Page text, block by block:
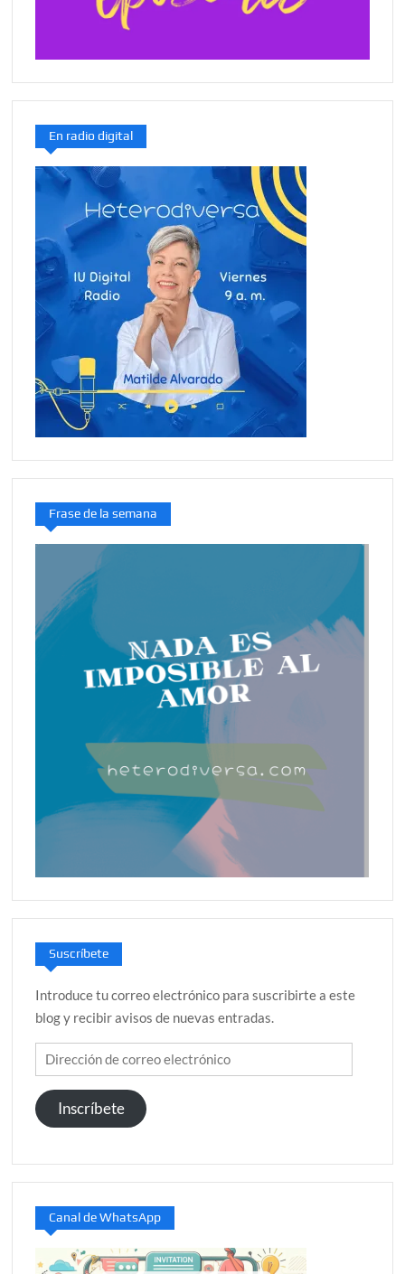
En radio digital
Frase de la semana
Suscríbete
Introduce tu correo electrónico para suscribirte a este
blog y recibir avisos de nuevas entradas.
Dirección
de
correo
electrónico
Inscríbete
Canal de WhatsApp